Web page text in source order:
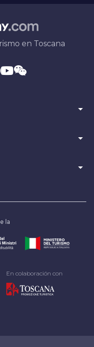
en Toscana
arrow_drop_down
arrow_drop_down
arrow_drop_down
la
En colaboración con